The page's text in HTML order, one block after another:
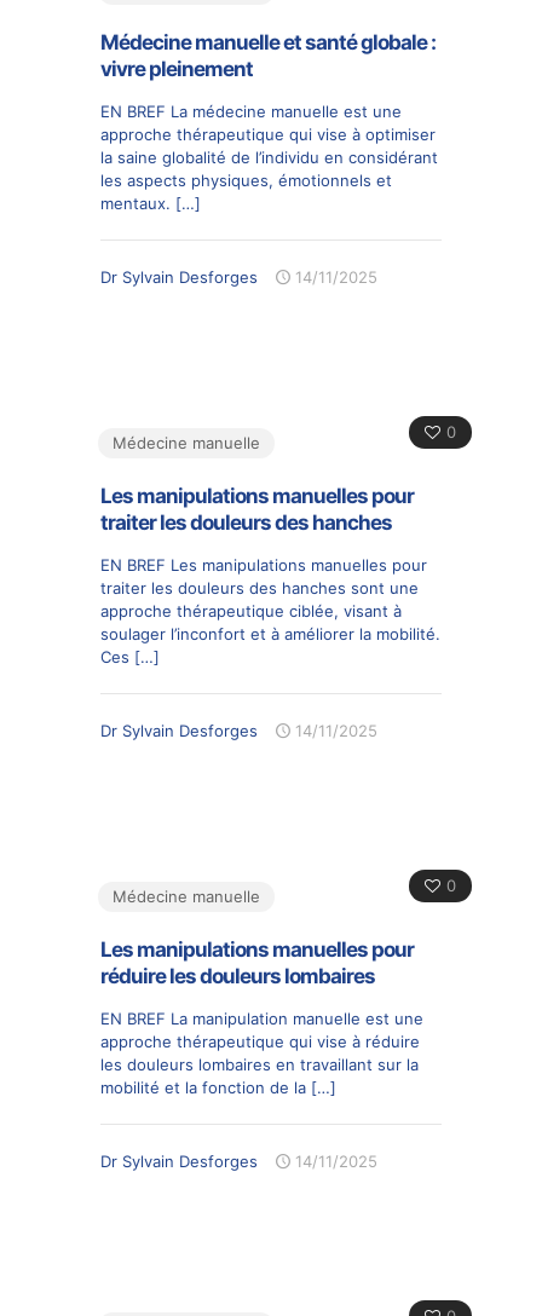
Médecine manuelle et santé globale :
vivre pleinement
EN BREF La médecine manuelle est une
approche thérapeutique qui vise à optimiser
la saine globalité de l’individu en considérant
les aspects physiques, émotionnels et
mentaux. […]
Dr Sylvain Desforges 14/11/2025
0
Médecine manuelle
Les manipulations manuelles pour
traiter les douleurs des hanches
EN BREF Les manipulations manuelles pour
traiter les douleurs des hanches sont une
approche thérapeutique ciblée, visant à
soulager l’inconfort et à améliorer la mobilité.
Ces […]
Dr Sylvain Desforges 14/11/2025
0
Médecine manuelle
Les manipulations manuelles pour
réduire les douleurs lombaires
EN BREF La manipulation manuelle est une
approche thérapeutique qui vise à réduire
les douleurs lombaires en travaillant sur la
mobilité et la fonction de la […]
Dr Sylvain Desforges 14/11/2025